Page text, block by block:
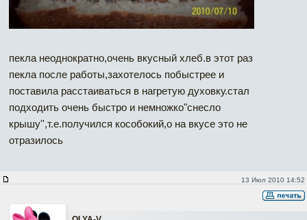
пекла неоднократно,очень вкусный хлеб.в этот раз
пекла после работы,захотелось побыстрее и
поставила расстаиваться в нагретую духовку.стал
подходить очень быстро и немножко"снесло
крышу'',т.е.получился кособокий,о на вкусе это не
отразилось
13 Июл 2010 14:52